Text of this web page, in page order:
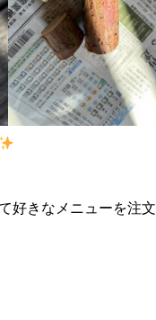
好きなメニューを注